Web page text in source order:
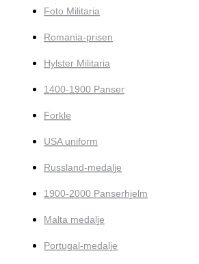
Foto Militaria
Romania-prisen
Hylster Militaria
1400-1900 Panser
Forkle
USA uniform
Russland-medalje
1900-2000 Panserhjelm
Malta medalje
Portugal-medalje